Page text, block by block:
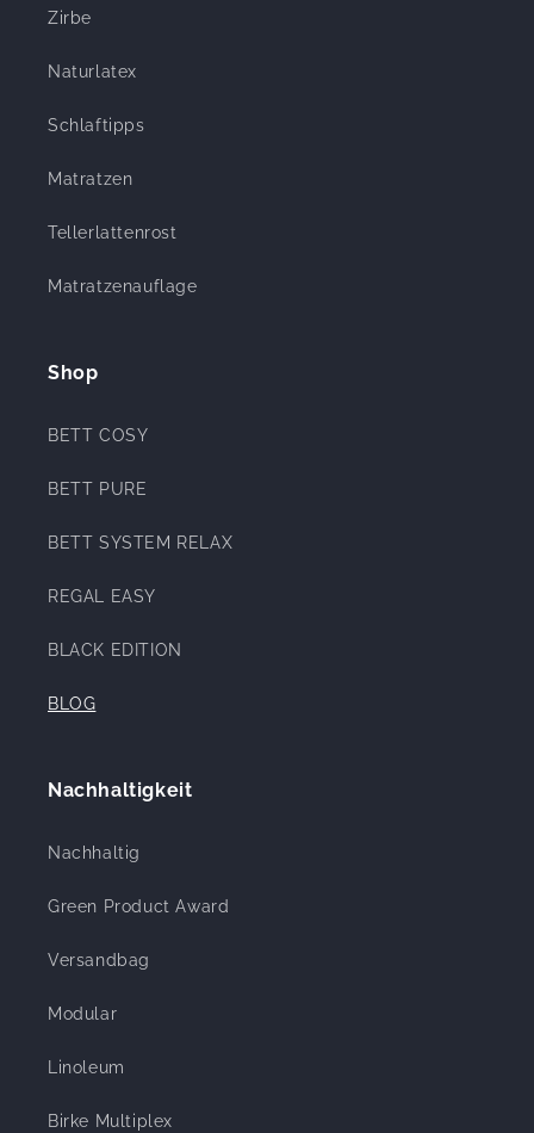
Zirbe
Naturlatex
Schlaftipps
Matratzen
Tellerlattenrost
Matratzenauflage
Shop
BETT COSY
BETT PURE
BETT SYSTEM RELAX
REGAL EASY
BLACK EDITION
BLOG
Nachhaltigkeit
Nachhaltig
Green Product Award
Versandbag
Modular
Linoleum
Birke Multiplex